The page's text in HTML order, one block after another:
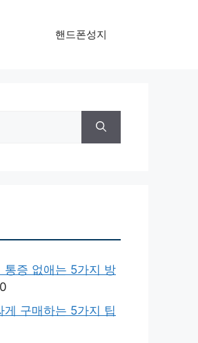
핸드폰성지
통증 없애는 5가지 방
게 구매하는 5가지 팁